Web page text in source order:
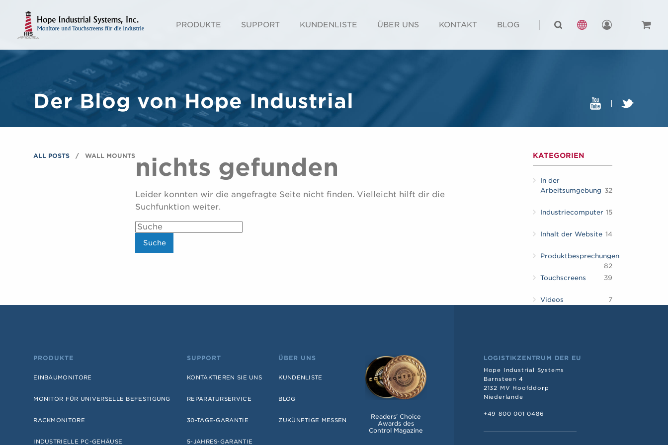
PRODUKTE SUPPORT KUNDENLISTE ÜBER UNS KONTAKT BLOG
Der Blog von Hope Industrial
ALL POSTS WALL MOUNTS nichts gefunden
Leider konnten wir die angefragte Seite nicht finden. Vielleicht hilft dir die
Suchfunktion weiter.
KATEGORIEN
In der
Arbeitsumgebung 32
Industriecomputer 15
Inhalt der Website 14
Produktbesprechungen
82
Touchscreens
39
Videos 7
PRODUKTE
EINBAUMONITORE
MONITOR FÜR UNIVERSELLE BEFESTIGUNG
RACKMONITORE
INDUSTRIELLE PC-GEHÄUSE
SUPPORT
KONTAKTIEREN SIE UNS
REPARATURSERVICE
30-TAGE-GARANTIE
5-JAHRES-GARANTIE
ÜBER UNS
KUNDENLISTE
BLOG
ZUKÜNFTIGE MESSEN
Readers' Choice
Awards des
Control Magazine
LOGISTIKZENTRUM DER EU
Hope Industrial Systems
Barnsteen 4
2132 MV Hoofddorp
Niederlande
+49 800 001 0486